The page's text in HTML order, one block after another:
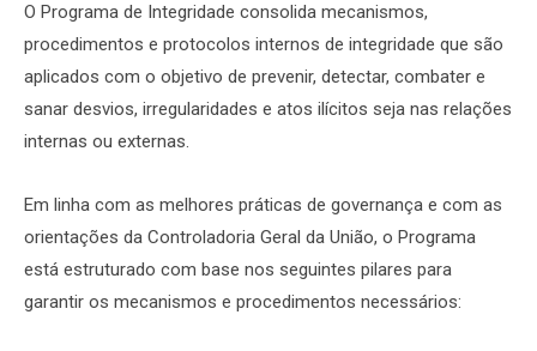
O Programa de Integridade consolida mecanismos,
procedimentos e protocolos internos de integridade que são
aplicados com o objetivo de prevenir, detectar, combater e
sanar desvios, irregularidades e atos ilícitos seja nas relações
internas ou externas.
Em linha com as melhores práticas de governança e com as
orientações da Controladoria Geral da União, o Programa
está estruturado com base nos seguintes pilares para
garantir os mecanismos e procedimentos necessários: